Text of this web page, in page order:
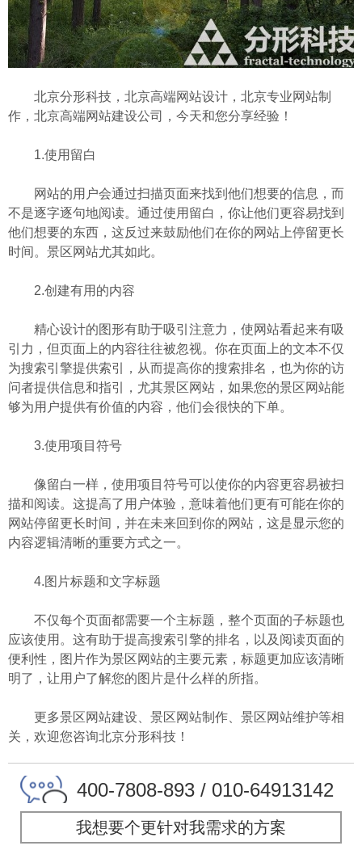
北京分形科技，北京高端网站设计，北京专业网站制
作，北京高端网站建设公司，今天和您分享经验！
1.使用留白
网站的用户会通过扫描页面来找到他们想要的信息，而
不是逐字逐句地阅读。通过使用留白，你让他们更容易找到
他们想要的东西，这反过来鼓励他们在你的网站上停留更长
时间。景区网站尤其如此。
2.创建有用的内容
精心设计的图形有助于吸引注意力，使网站看起来有吸
引力，但页面上的内容往往被忽视。你在页面上的文本不仅
为搜索引擎提供索引，从而提高你的搜索排名，也为你的访
问者提供信息和指引，尤其景区网站，如果您的景区网站能
够为用户提供有价值的内容，他们会很快的下单。
3.使用项目符号
像留白一样，使用项目符号可以使你的内容更容易被扫
描和阅读。这提高了用户体验，意味着他们更有可能在你的
网站停留更长时间，并在未来回到你的网站，这是显示您的
内容逻辑清晰的重要方式之一。
4.图片标题和文字标题
不仅每个页面都需要一个主标题，整个页面的子标题也
应该使用。这有助于提高搜索引擎的排名，以及阅读页面的
便利性，图片作为景区网站的主要元素，标题更加应该清晰
明了，让用户了解您的图片是什么样的所指。
更多景区网站建设、景区网站制作、景区网站维护等相
关，欢迎您咨询北京分形科技！
400-7808-893 / 010-64913142
我想要个更针对我需求的方案